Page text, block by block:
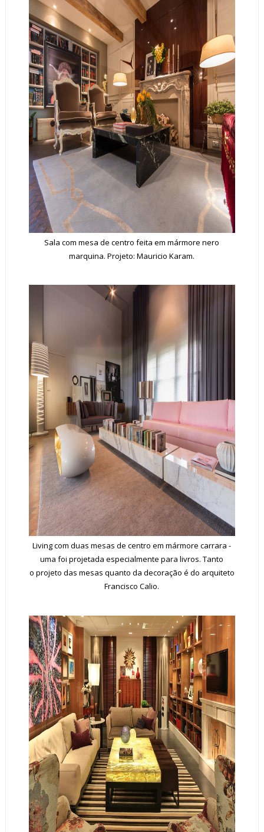
Sala com mesa de centro feita em mármore nero
marquina. Projeto: Mauricio Karam.
Living com duas mesas de centro em mármore carrara -
uma foi projetada especialmente para livros. Tanto
o projeto das mesas quanto da decoração é do arquiteto
Francisco Calio.